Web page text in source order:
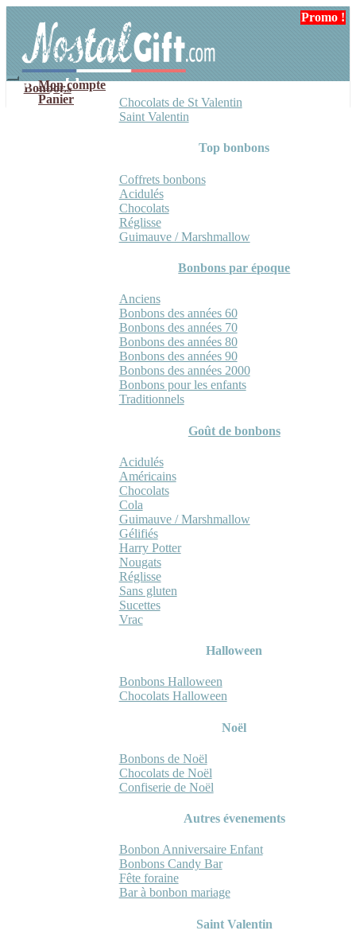
navigation
contenu
Mon compte
Panier
Bonbons
Chocolats de St Valentin
Saint Valentin
Top bonbons
Coffrets bonbons
Acidulés
Chocolats
Réglisse
Guimauve / Marshmallow
Bonbons par époque
Anciens
Bonbons des années 60
Bonbons des années 70
Bonbons des années 80
Bonbons des années 90
Bonbons des années 2000
Bonbons pour les enfants
Traditionnels
Goût de bonbons
Acidulés
Américains
Chocolats
Cola
Guimauve / Marshmallow
Gélifiés
Harry Potter
Nougats
Réglisse
Sans gluten
Sucettes
Vrac
Halloween
Bonbons Halloween
Chocolats Halloween
Noël
Bonbons de Noël
Chocolats de Noël
Confiserie de Noël
Autres évenements
Bonbon Anniversaire Enfant
Bonbons Candy Bar
Fête foraine
Bar à bonbon mariage
Saint Valentin
Promo !